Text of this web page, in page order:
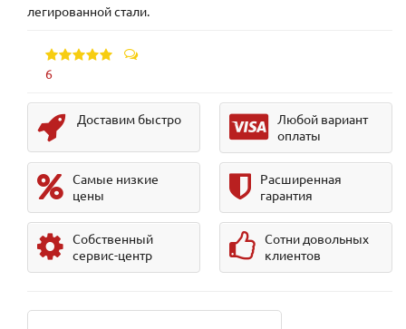
легированной стали.
6
Доставим быстро
Любой вариант
оплаты
Самые низкие
цены
Расширенная
гарантия
Собственный
сервис-центр
Сотни довольных
клиентов